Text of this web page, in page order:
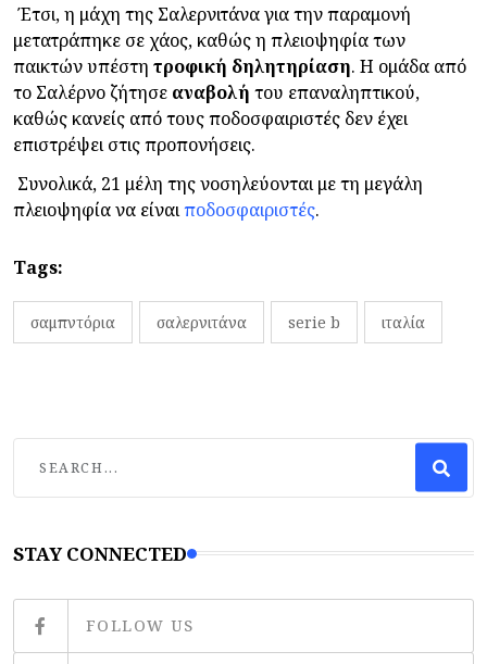
Έτσι, η μάχη της Σαλερνιτάνα για την παραμονή
μετατράπηκε σε χάος, καθώς η πλειοψηφία των
παικτών υπέστη τροφική δηλητηρίαση. Η ομάδα από
το Σαλέρνο ζήτησε αναβολή του επαναληπτικού,
καθώς κανείς από τους ποδοσφαιριστές δεν έχει
επιστρέψει στις προπονήσεις.
Συνολικά, 21 μέλη της νοσηλεύονται με τη μεγάλη
πλειοψηφία να είναιποδοσφαιριστές.
Tags:
σαμπντόρια σαλερνιτάνα serie b ιταλία
STAY CONNECTED
FOLLOW US